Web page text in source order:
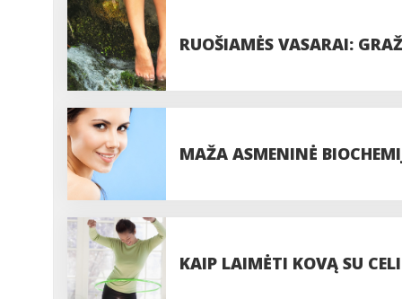
RUOŠIAMĖS VASARAI:
MAŽA ASMENINĖ
KAIP LAIMĖTI KOVĄ SU